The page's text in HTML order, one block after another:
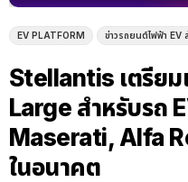
EV PLATFORM ข่าวรถยนต์ไฟฟ้า EV
Stellantis เตรีย
Large สำหรับรถ
Maserati, Alfa
ในอนาคต